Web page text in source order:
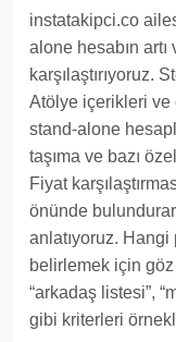
instatakipci.co
alone hesabın
karşılaştırıyoruz.
Atölye içerikleri ve
stand-alone
taşıma ve bazı
Fiyat
önünde
anlatıyoruz.
belirlemek için
“arkadaş listesi”,
gibi kriterleri